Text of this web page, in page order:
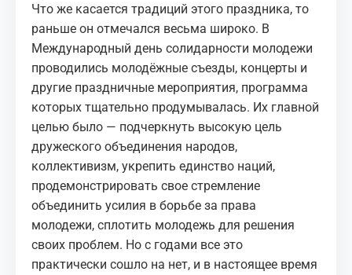
Что же касается традиций этого праздника, то
раньше он отмечался весьма широко. В
Международный день солидарности молодежи
проводились молодёжные съезды, концерты и
другие праздничные мероприятия, программа
которых тщательно продумывалась. Их главной
целью было — подчеркнуть высокую цель
дружеского объединения народов,
коллективизм, укрепить единство наций,
продемонстрировать свое стремление
объединить усилия в борьбе за права
молодежи, сплотить молодежь для решения
своих проблем. Но с годами все это
практически сошло на нет, и в настоящее время